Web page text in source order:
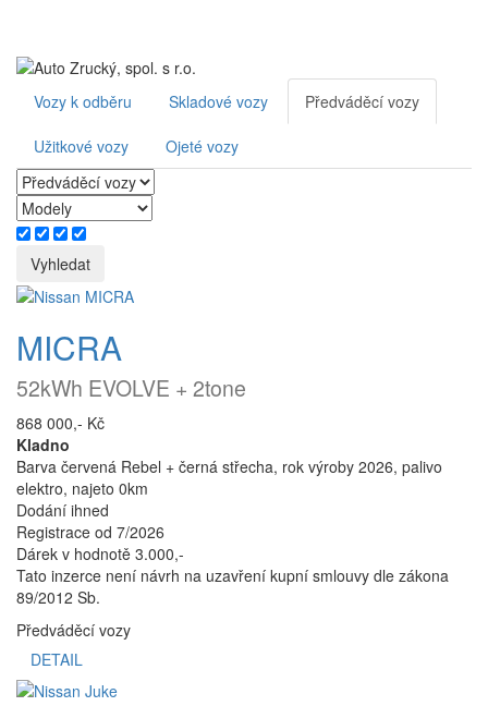
Vozy k odběru Skladové vozy Předváděcí vozy
Užitkové vozy Ojeté vozy
MICRA
52kWh EVOLVE + 2tone
868 000,- Kč
Kladno
Barva červená Rebel + černá střecha, rok výroby 2026, palivo
elektro, najeto 0km
Dodání ihned
Registrace od 7/2026
Dárek v hodnotě 3.000,-
Tato inzerce není návrh na uzavření kupní smlouvy dle zákona
89/2012 Sb.
Předváděcí vozy
DETAIL